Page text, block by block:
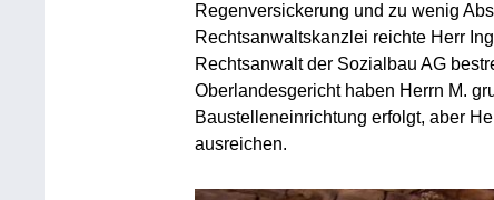
Regenversickerung und zu wenig
Rechtsanwaltskanzlei reichte Herr
Rechtsanwalt der Sozialbau AG
Oberlandesgericht haben Herrn M.
Baustelleneinrichtung erfolgt, aber
ausreichen.